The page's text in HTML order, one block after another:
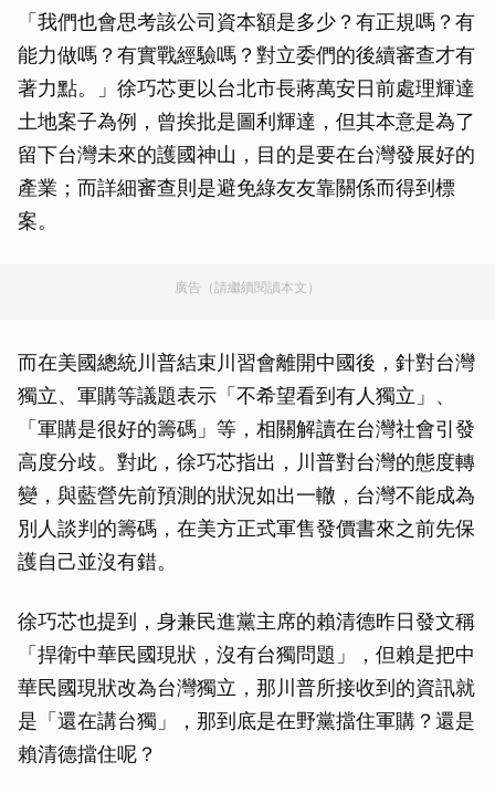
「我們也會思考該公司資本額是多少？有正規嗎？有
能力做嗎？有實戰經驗嗎？對立委們的後續審查才有
著力點。」徐巧芯更以台北市長蔣萬安日前處理輝達
土地案子為例，曾挨批是圖利輝達，但其本意是為了
留下台灣未來的護國神山，目的是要在台灣發展好的
產業；而詳細審查則是避免綠友友靠關係而得到標
案。
廣告（請繼續閱讀本文）
而在美國總統川普結束川習會離開中國後，針對台灣
獨立、軍購等議題表示「不希望看到有人獨立」、
「軍購是很好的籌碼」等，相關解讀在台灣社會引發
高度分歧。對此，徐巧芯指出，川普對台灣的態度轉
變，與藍營先前預測的狀況如出一轍，台灣不能成為
別人談判的籌碼，在美方正式軍售發價書來之前先保
護自己並沒有錯。
徐巧芯也提到，身兼民進黨主席的賴清德昨日發文稱
「捍衛中華民國現狀，沒有台獨問題」，但賴是把中
華民國現狀改為台灣獨立，那川普所接收到的資訊就
是「還在講台獨」，那到底是在野黨擋住軍購？還是
賴清德擋住呢？